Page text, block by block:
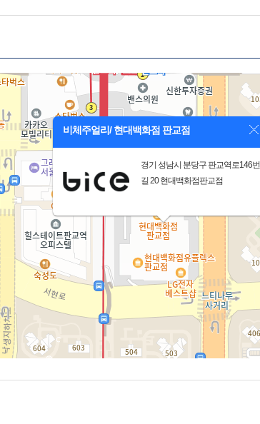
비체주얼리/ 현대백화점 판교점
경기 성남시 분당구 판교역로146번
길 20 현대백화점판교점